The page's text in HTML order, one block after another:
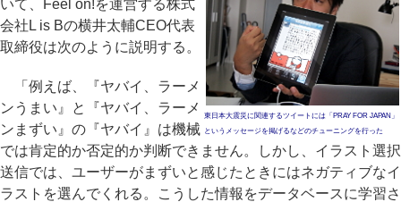
東日本大震災に関連するツイートには「PRAY FOR JAPAN」
というメッセージを掲げるなどのチューニングを行った
いて、Feel on!を運営する株式
会社L is Bの横井太輔CEO代表
取締役は次のように説明する。
「例えば、『ヤバイ、ラーメ
ンうまい』と『ヤバイ、ラーメ
ンまずい』の『ヤバイ』は機械
では肯定的か否定的か判断できません。しかし、イラスト選択
送信では、ユーザーがまずいと感じたときにはネガティブなイ
ラストを選んでくれる。こうした情報をデータベースに学習さ